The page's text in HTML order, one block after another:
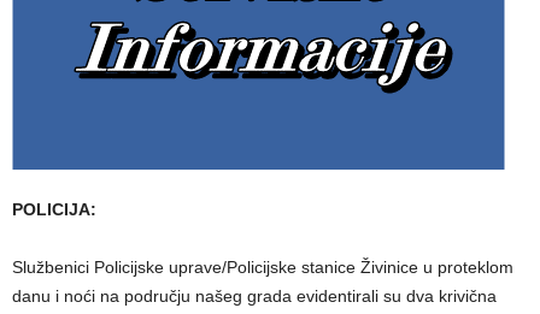
POLICIJA:
Službenici Policijske uprave/Policijske stanice Živinice u proteklom
danu i noći na području našeg grada evidentirali su dva krivična